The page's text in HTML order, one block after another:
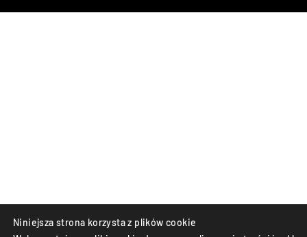
Niniejsza strona korzysta z plików cookie